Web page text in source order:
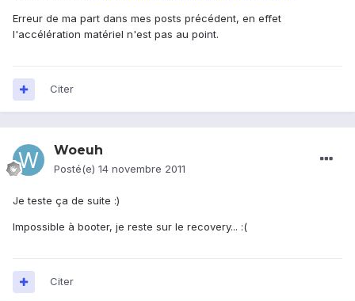
Erreur de ma part dans mes posts précédent, en effet
l'accélération matériel n'est pas au point.
Citer
Woeuh
Posté(e) 14 novembre 2011
Je teste ça de suite :)
Impossible à booter, je reste sur le recovery... :(
Citer